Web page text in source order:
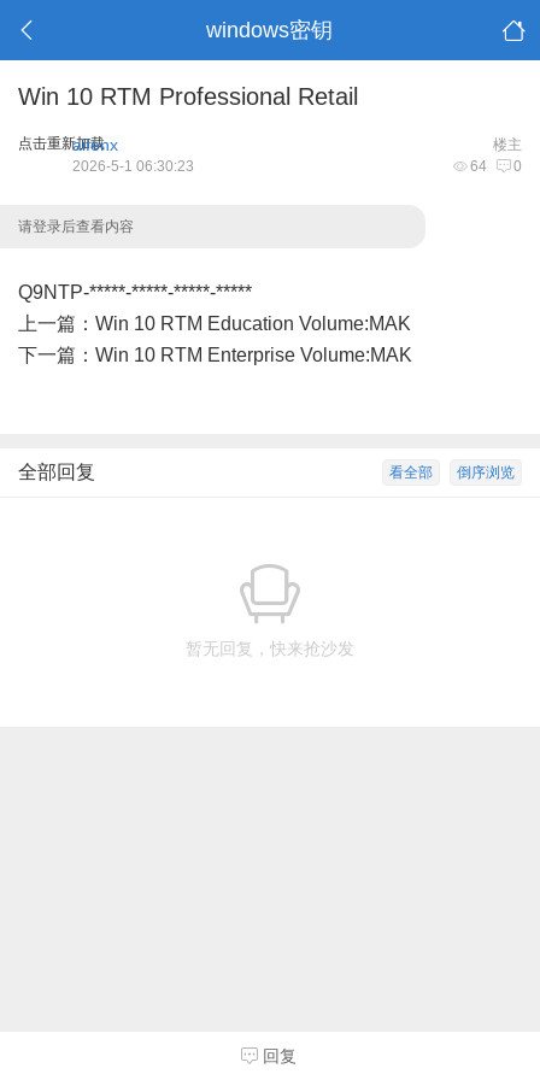
windows密钥
Win 10 RTM Professional Retail
点击重新加载 楼主
aifenx
64 0
2026-5-1 06:30:23
请登录后查看内容
Q9NTP-*****-*****-*****-*****
上一篇： Win 10 RTM Education Volume:MAK
下一篇： Win 10 RTM Enterprise Volume:MAK
倒序浏览
看全部
全部回复
暂无回复，快来抢沙发
回复